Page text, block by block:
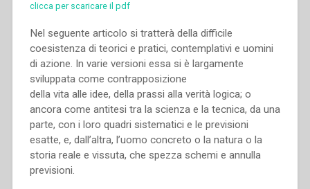
clicca per scaricare il pdf
Nel seguente articolo si tratterà della difficile
coesistenza di teorici e pratici, contemplativi e uomini
di azione. In varie versioni essa si è largamente
sviluppata come contrapposizione
della vita alle idee, della prassi alla verità logica; o
ancora come antitesi tra la scienza e la tecnica, da una
parte, con i loro quadri sistematici e le previsioni
esatte, e, dall’altra, l’uomo concreto o la natura o la
storia reale e vissuta, che spezza schemi e annulla
previsioni.